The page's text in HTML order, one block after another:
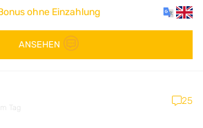
ohne Einzahlung
ANSEHEN
Tag
25